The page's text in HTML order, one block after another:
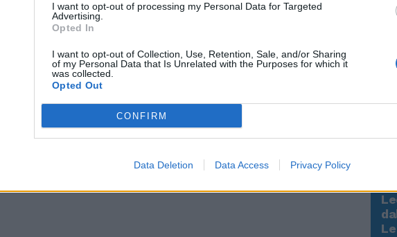
I want to opt-out of processing my Personal Data for Targeted
Advertising.
Opted In
I want to opt-out of Collection, Use, Retention, Sale, and/or Sharing
of my Personal Data that Is Unrelated with the Purposes for which it
was collected.
Opted Out
CONFIRM
Data Deletion Data Access Privacy Policy